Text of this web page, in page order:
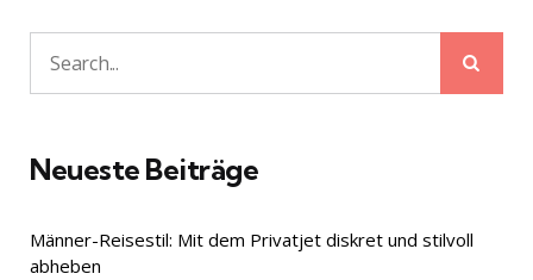
Search
for:
Neueste Beiträge
Männer-Reisestil: Mit dem Privatjet diskret und stilvoll
abheben